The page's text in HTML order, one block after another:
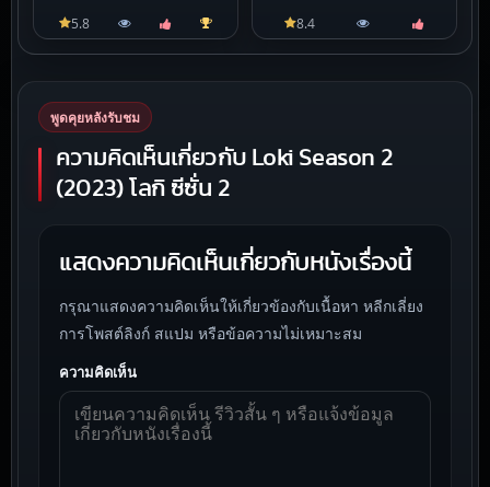
5.8 8.4
พูดคุยหลังรับชม
ความคิดเห็นเกี่ยวกับ Loki Season 2
(2023) โลกิ ซีซั่น 2
แสดงความคิดเห็นเกี่ยวกับหนังเรื่องนี้
กรุณาแสดงความคิดเห็นให้เกี่ยวข้องกับเนื้อหา หลีกเลี่ยง
การโพสต์ลิงก์ สแปม หรือข้อความไม่เหมาะสม
ความคิดเห็น